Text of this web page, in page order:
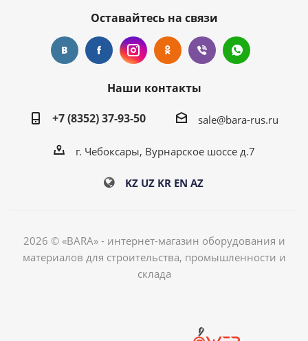
Оставайтесь на связи
Наши контакты
+7 (8352) 37-93-50
sale@bara-rus.ru
г. Чебоксары, Вурнарское шоссе д.7
KZ UZ KR EN AZ
2026 © «BARA» - интернет-магазин оборудования и
материалов для строительства, промышленности и
склада